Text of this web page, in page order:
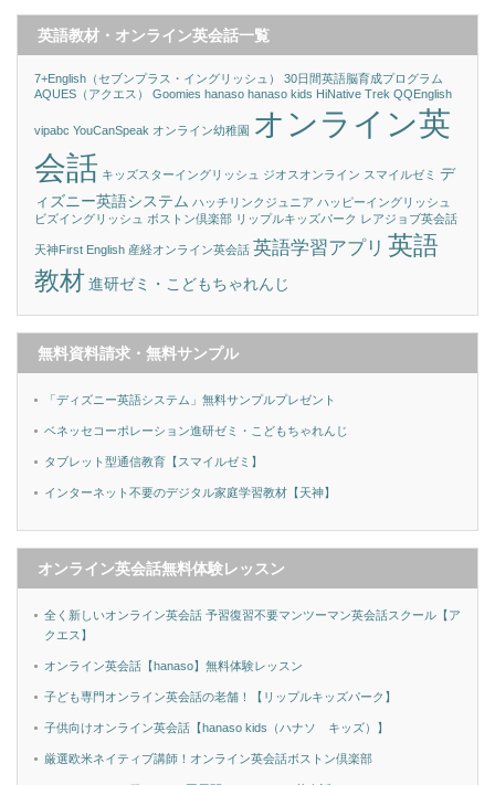
英語教材・オンライン英会話一覧
7+English（セブンプラス・イングリッシュ）
30日間英語脳育成プログラム
AQUES（アクエス）
Goomies hanaso hanaso kids HiNative Trek QQEnglish
vipabc YouCanSpeak オンライン幼稚園 オンライン英
会話
キッズスターイングリッシュ ジオスオンライン スマイルゼミ
デ
ィズニー英語システム ハッチリンクジュニア
ハッピーイングリッシュ
ビズイングリッシュ ボストン倶楽部 リップルキッズパーク レアジョブ英会話
天神First English 産経オンライン英会話 英語学習アプリ 英語
教材 進研ゼミ・こどもちゃれんじ
無料資料請求・無料サンプル
「ディズニー英語システム」無料サンプルプレゼント
ベネッセコーポレーション進研ゼミ・こどもちゃれんじ
タブレット型通信教育【スマイルゼミ】
インターネット不要のデジタル家庭学習教材【天神】
オンライン英会話無料体験レッスン
全く新しいオンライン英会話 予習復習不要マンツーマン英会話スクール【ア
クエス】
オンライン英会話【hanaso】無料体験レッスン
子ども専門オンライン英会話の老舗！【リップルキッズパーク】
子供向けオンライン英会話【hanaso kids（ハナソ キッズ）】
厳選欧米ネイティブ講師！オンライン英会話ボストン倶楽部